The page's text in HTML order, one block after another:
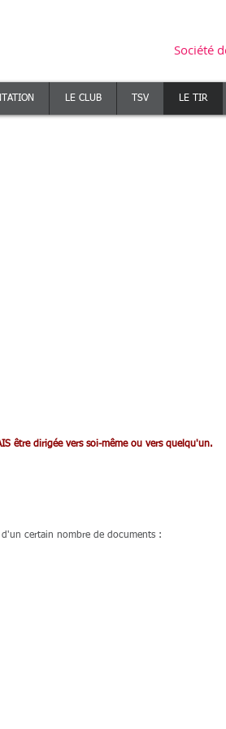
LE CLUB TSV LE TIR
Société
être dirigée vers soi-même ou vers quelqu'un.
d'un certain nombre de documents :